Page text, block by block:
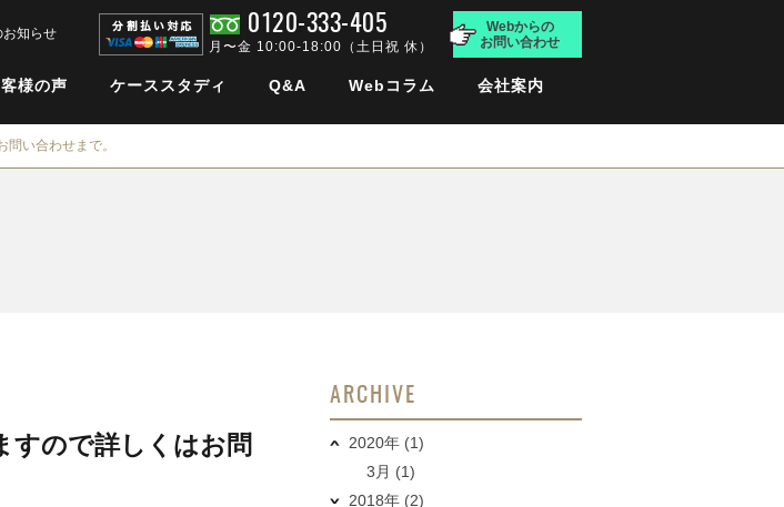
お知らせ 0120-333-405
月〜金 10:00-18:00（土日祝 休）
Webからの
お問い合わせ
様の声 ケーススタディ Q&A Webコラム 会社案内
い合わせまで。
すので詳しくはお問
ARCHIVE
2020年 (1)
3月 (1)
2018年 (2)